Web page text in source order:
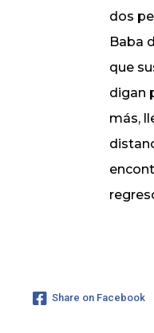
dos
Baba
que
digan
más,
Share on Facebook